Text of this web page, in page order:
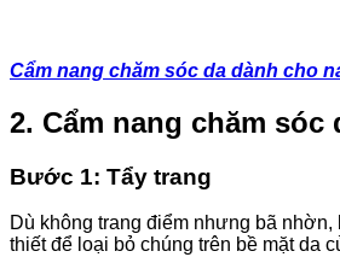
Cẩm nang chăm sóc da dành cho
2. Cẩm nang chăm
Bước 1: Tẩy trang
Dù không trang điểm nhưng bã
thiết để loại bỏ chúng trên bề mặt da